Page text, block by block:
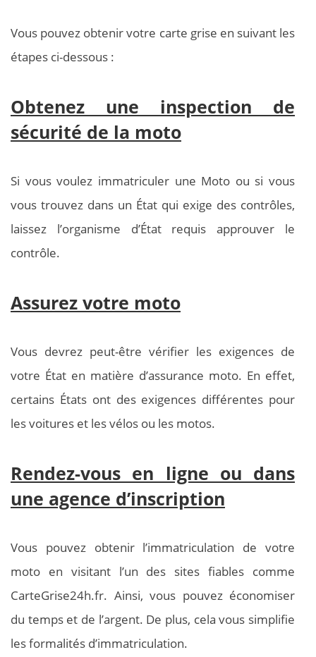
Vous pouvez obtenir votre carte grise en suivant les
étapes ci-dessous :
Obtenez une inspection de
sécurité de la moto
Si vous voulez immatriculer une Moto ou si vous
vous trouvez dans un État qui exige des contrôles,
laissez l’organisme d’État requis approuver le
contrôle.
Assurez votre moto
Vous devrez peut-être vérifier les exigences de
votre État en matière d’assurance moto. En effet,
certains États ont des exigences différentes pour
les voitures et les vélos ou les motos.
Rendez-vous en ligne ou dans
une agence d’inscription
Vous pouvez obtenir l’immatriculation de votre
moto en visitant l’un des sites fiables comme
CarteGrise24h.fr. Ainsi, vous pouvez économiser
du temps et de l’argent. De plus, cela vous simplifie
les formalités d’immatriculation.